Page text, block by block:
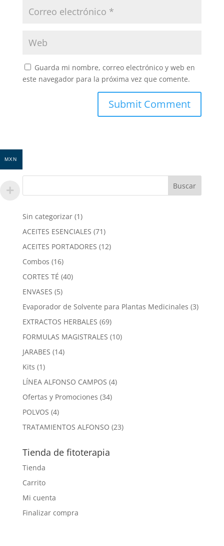
Guarda mi nombre, correo electrónico y web en
este navegador para la próxima vez que comente.
Sin categorizar 11
producto
ACEITES ESENCIALES 7171
productos
ACEITES PORTADORES 1212
Combos 1616
productos
CORTES TÉ 4040
ENVASES 55
productos
Evaporador de Solvente para Plantas Medicinales 33
EXTRACTOS HERBALES 6969
productos
FORMULAS MAGISTRALES 1010
JARABES 1414
Kits 11
producto
LÍNEA ALFONSO CAMPOS 44
Ofertas y Promociones 3434
POLVOS 44
productos
TRATAMIENTOS ALFONSO 2323
Tienda de fitoterapia
Tienda
Carrito
Mi cuenta
Finalizar compra
MXN